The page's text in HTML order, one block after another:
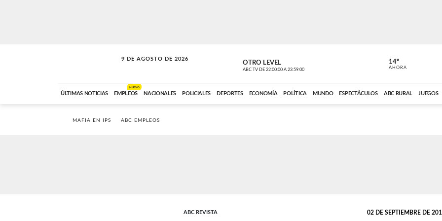
9 DE AGOSTO DE 2026
SOLO MÚSICA OTRO LEVEL
ABC TV DE 22:00:00 A 23:59:00 ABC CARDINAL
14º
AHORA
ÚLTIMAS NOTICIAS EMPLEOS
NUEVO
NACIONALES POLICIALES DEPORTES ECONOMÍA POLÍTICA MUNDO ESPECTÁCULOS ABC RURAL JUEGOS
MAFIA EN IPS ABC EMPLEOS
ABC REVISTA 02 DE SEPTIEMBRE DE